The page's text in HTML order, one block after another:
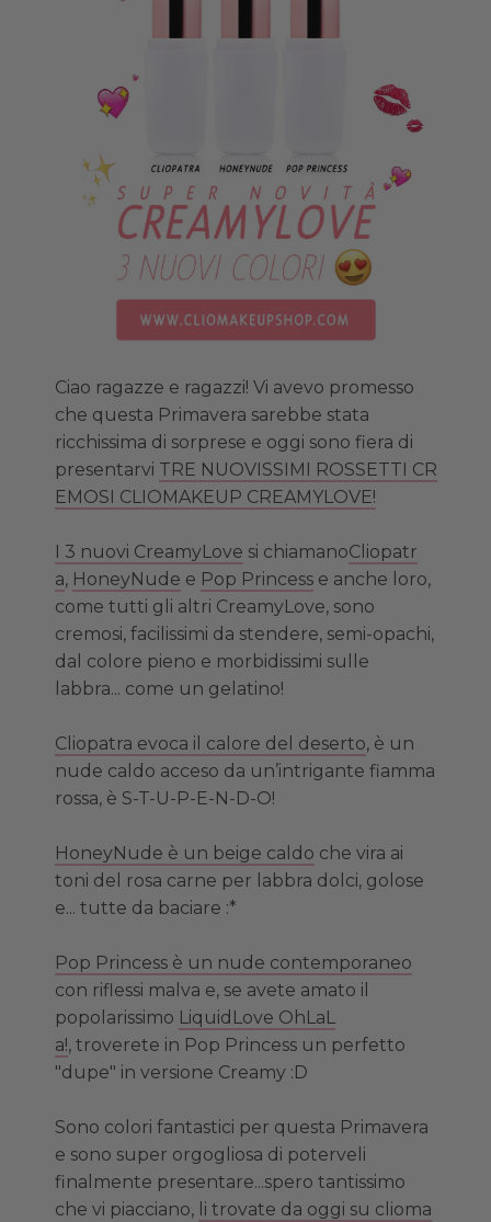
Ciao ragazze e ragazzi! Vi avevo promesso
che questa Primavera sarebbe stata
ricchissima di sorprese e oggi sono fiera di
presentarvi TRE NUOVISSIMI ROSSETTI CR
EMOSI CLIOMAKEUP CREAMYLOVE!
I 3 nuovi CreamyLove si chiamanoCliopatr
a, HoneyNude e Pop Princesse anche loro,
come tutti gli altri CreamyLove, sono
cremosi, facilissimi da stendere, semi-opachi,
dal colore pieno e morbidissimi sulle
labbra... come un gelatino!
Cliopatra evoca il calore del deserto, è un
nude caldo acceso da un’intrigante fiamma
rossa, è S-T-U-P-E-N-D-O!
HoneyNude è un beige caldo che vira ai
toni del rosa carne per labbra dolci, golose
e... tutte da baciare :*
Pop Princessè un nude contemporaneo
con riflessi malva e, se avete amato il
popolarissimo LiquidLove OhLaL
a!, troverete in Pop Princess un perfetto
"dupe" in versione Creamy :D
Sono colori fantastici per questa Primavera
e sono super orgogliosa di poterveli
finalmente presentare...spero tantissimo
che vi piacciano, li trovate da oggi su clioma